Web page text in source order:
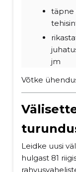
täpne
jm
Võtke
Leidke uusi
hulgast 81